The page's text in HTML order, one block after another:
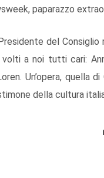
paparazzo
del
a noi tutti cari:
Un’opera, quella
della cultura